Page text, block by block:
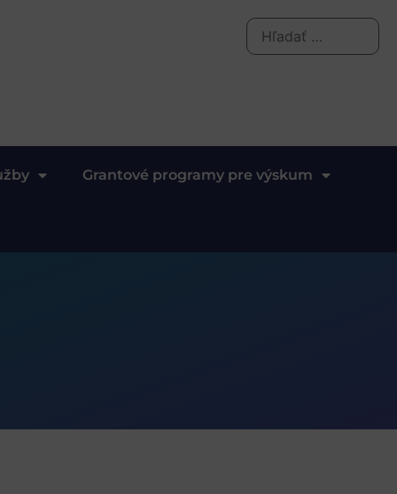
Grantové programy pre výskum